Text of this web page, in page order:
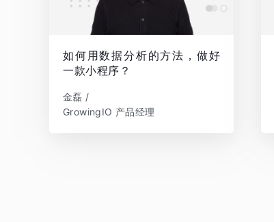
如何用数据分析的方法，做好
一款小程序？
金磊 /
GrowingIO 产品经理